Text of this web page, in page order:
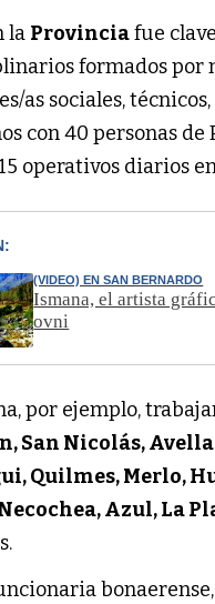
la Provinciafue
formados por
as sociales,
con 40 personas
operativos diarios
(VIDEO) EN SAN BERNARDO
Ismana, el artista
ovni
por ejemplo,
San Nicolás,
Quilmes, Merlo,
Azul, La